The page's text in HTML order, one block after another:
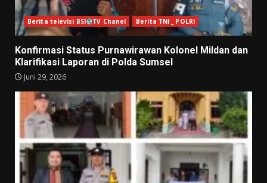
Berita televisi BSI TV Chanel Berita TNI _ POLRI
Konfirmasi Status Purnawirawan Kolonel Mildan dan
Klarifikasi Laporan di Polda Sumsel
Juni 29, 2026